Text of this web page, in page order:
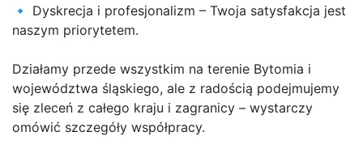
🔹 Dyskrecja i profesjonalizm – Twoja satysfakcja jest
naszym priorytetem.
Działamy przede wszystkim na terenie Bytomia i
województwa śląskiego, ale z radością podejmujemy
się zleceń z całego kraju i zagranicy – wystarczy
omówić szczegóły współpracy.